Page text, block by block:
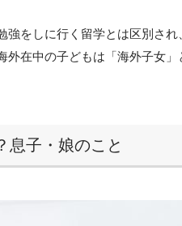
強をしに行く留学とは区別さ
在中の子どもは「海外子女」
息子・娘のこと